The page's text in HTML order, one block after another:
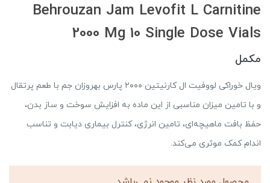
Behrouzan Jam Levofit L Carnitine
2000 Mg 10 Single Dose Vials
مکمل
ویال خوراکی لووفیت ال کارنیتین ۲۰۰۰ پارس بهروزان جم با طعم پرتقال
و با تامین میزان مناسبی از این ماده به افزایش سوخت و ساز بدن،
حفظ بافت ماهیچه‌ای، تامین انرژی، کنترل بیماری دیابت و تناسب
اندام کمک موثری می‌کند.